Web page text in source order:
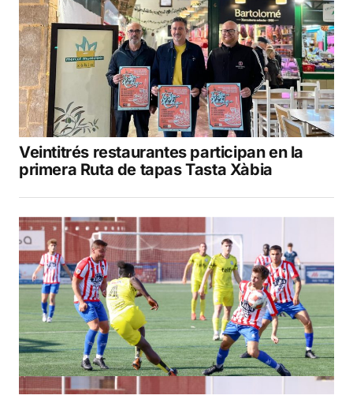
Veintitrés restaurantes participan en la
primera Ruta de tapas Tasta Xàbia